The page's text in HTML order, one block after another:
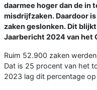
daarmee hoger dan de in
misdrijfzaken. Daardoor
zaken geslonken. Dit
Jaarbericht 2024 van het
Ruim 52.900 zaken
Dat is 25 procent van het
2023 lag dit percentage